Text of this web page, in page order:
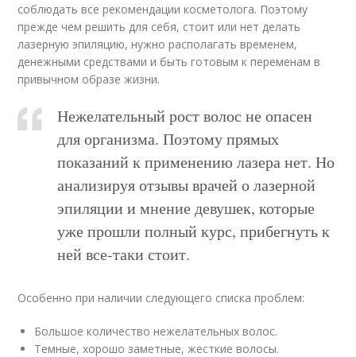
соблюдать все рекомендации косметолога. Поэтому
прежде чем решить для себя, стоит или нет делать
лазерную эпиляцию, нужно располагать временем,
денежными средствами и быть готовым к переменам в
привычном образе жизни.
Нежелательный рост волос не опасен
для организма. Поэтому прямых
показаний к применению лазера нет. Но
анализируя отзывы врачей о лазерной
эпиляции и мнение девушек, которые
уже прошли полный курс, прибегнуть к
ней все-таки стоит.
Особенно при наличии следующего списка проблем:
Большое количество нежелательных волос.
Темные, хорошо заметные, жесткие волосы.